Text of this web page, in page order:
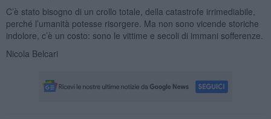
C’è stato bisogno di un crollo totale, della catastrofe irrimediabile,
perché l’umanità potesse risorgere. Ma non sono vicende storiche
indolore, c’è un costo: sono le vittime e secoli di immani sofferenze.
Nicola Belcari